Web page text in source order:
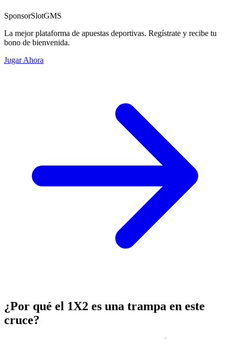
SponsorSlotGMS
La mejor plataforma de apuestas deportivas. Regístrate y recibe tu
bono de bienvenida.
Jugar Ahora
¿Por qué el 1X2 es una trampa en este
cruce?